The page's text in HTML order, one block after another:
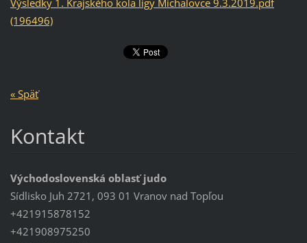
Výsledky 1. Krajského kola ligy Michalovce 9.3.2019.pdf
(196496)
« Späť
Kontakt
Východoslovenská oblasť judo
Sídlisko Juh 2721, 093 01 Vranov nad Topľou
+421915878152
+421908975250